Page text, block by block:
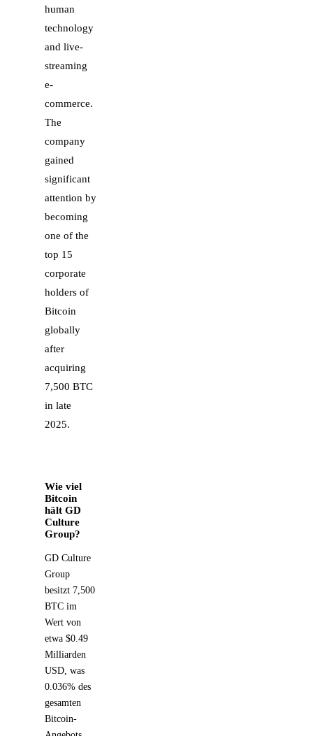
human
technology
and live-
streaming
e-
commerce.
The
company
gained
significant
attention by
becoming
one of the
top 15
corporate
holders of
Bitcoin
globally
after
acquiring
7,500 BTC
in late
2025.
Wie viel
Bitcoin
hält GD
Culture
Group?
GD Culture
Group
besitzt 7,500
BTC im
Wert von
etwa $0.49
Milliarden
USD, was
0.036% des
gesamten
Bitcoin-